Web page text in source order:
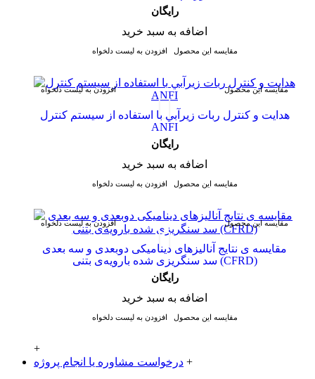
رایگان
اضافه به سبد خرید
افزودن به لیست دلخواه مقایسه این محصول
افزودن به لیست دلخواه مقایسه این محصول
هدايت و كنترل ربات زيرآبي با استفاده از سيستم كنترل
ANFI
رایگان
اضافه به سبد خرید
افزودن به لیست دلخواه مقایسه این محصول
افزودن به لیست دلخواه مقایسه این محصول
مقایسه ی‌ نتایج آنالیزهای‌ دینامیکی‌ دوبعدی‌ و‌ سه بعدی‌
سد سنگریزی‌ شده با‌رویه‌ی‌ بتنی‌ (CFRD)
رایگان
اضافه به سبد خرید
افزودن به لیست دلخواه مقایسه این محصول
+
درخواست مشاوره یا انجام پروژه +